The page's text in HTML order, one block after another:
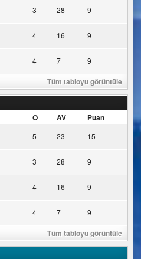
3 28 9
4 16 9
4 7 9
Tüm tabloyu görüntüle
O AV Puan
5 23 15
3 28 9
4 16 9
4 7 9
Tüm tabloyu görüntüle